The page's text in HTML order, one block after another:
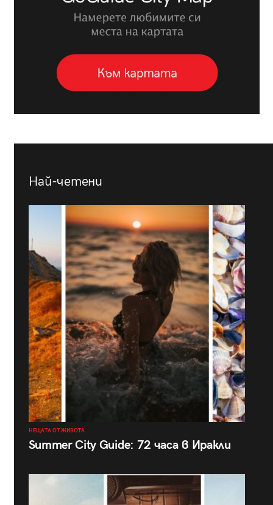
Най-четени
НЕЩАТА ОТ ЖИВОТА
Summer City Guide: 72 часа в Иракли